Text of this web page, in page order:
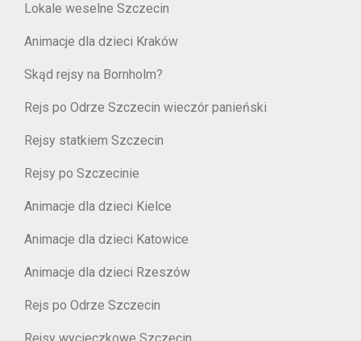
Lokale weselne Szczecin
Animacje dla dzieci Kraków
Skąd rejsy na Bornholm?
Rejs po Odrze Szczecin wieczór panieński
Rejsy statkiem Szczecin
Rejsy po Szczecinie
Animacje dla dzieci Kielce
Animacje dla dzieci Katowice
Animacje dla dzieci Rzeszów
Rejs po Odrze Szczecin